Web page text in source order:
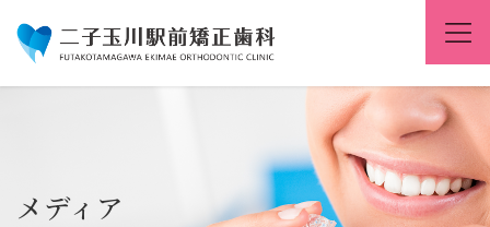
メディア